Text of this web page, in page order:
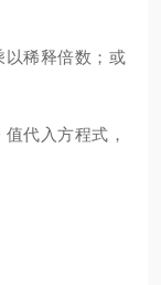
以稀释倍数；或
代入方程式，